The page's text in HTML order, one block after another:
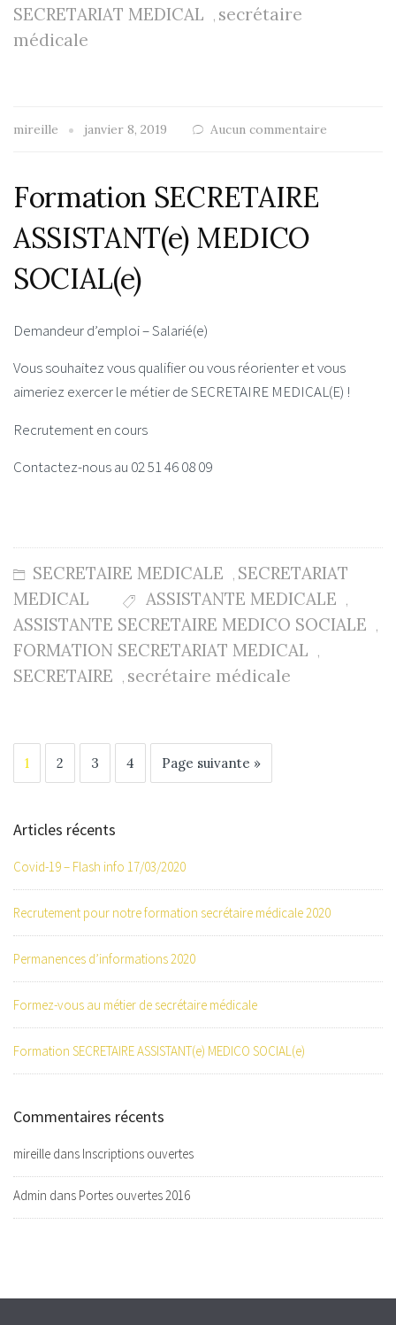
SECRETARIAT MEDICAL
, secrétaire
médicale
mireille janvier 8, 2019 Aucun commentaire
Formation SECRETAIRE
ASSISTANT(e) MEDICO
SOCIAL(e)
Demandeur d’emploi – Salarié(e)
Vous souhaitez vous qualifier ou vous réorienter et vous
aimeriez exercer le métier de SECRETAIRE MEDICAL(E) !
Recrutement en cours
Contactez-nous au 02 51 46 08 09
SECRETAIRE MEDICALE , SECRETARIAT
MEDICAL
ASSISTANTE MEDICALE ,
ASSISTANTE SECRETAIRE MEDICO SOCIALE ,
FORMATION SECRETARIAT MEDICAL ,
SECRETAIRE , secrétaire médicale
1 2 3 4 Page suivante »
Articles récents
Covid-19 – Flash info 17/03/2020
Recrutement pour notre formation secrétaire médicale 2020
Permanences d’informations 2020
Formez-vous au métier de secrétaire médicale
Formation SECRETAIRE ASSISTANT(e) MEDICO SOCIAL(e)
Commentaires récents
mireille dans Inscriptions ouvertes
Admin dans Portes ouvertes 2016